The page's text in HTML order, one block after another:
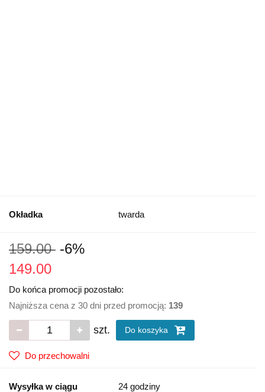
Okładka twarda
159.00 -6%
149.00
Do końca promocji pozostało:
Najniższa cena z 30 dni przed promocją: 139
szt. Do koszyka
Do przechowalni
Wysyłka w ciągu 24 godziny